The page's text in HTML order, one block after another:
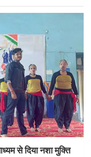
से दिया नशा मुक्ति